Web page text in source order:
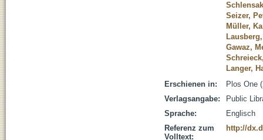
Seizer,
Müller,
Gawaz,
Langer,
Erschienen in:
Plos One
Verlagsangabe:
Public
Sprache:
Englisch
Referenz zum
Volltext:
http://